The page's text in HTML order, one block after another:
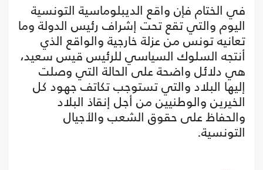
في الختام فإن واقع الديبلوماسية التونسية
اليوم والتي تقع تحت إشراف رئيس الدولة وما
تعانيه تونس من عزلة خارجية والواقع الذي
أنتجه السلوك السياسي للرئيس قيس سعيد،
هي دلائل واضحة على الحالة التي وصلت
إليها البلاد والتي تستوجب تكاتف جهود كل
الخيرين والوطنيين من أجل إنقاذ البلاد
والحفاظ على حقوق الشعب والأجيال
التونسية.